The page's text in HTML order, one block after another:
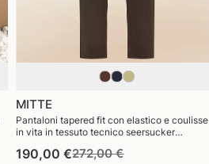
MITTE
Pantaloni tapered fit con elastico e coulisse
in vita in tessuto tecnico seersucker
190,00 €Prezzo
272,00 €Prezzo